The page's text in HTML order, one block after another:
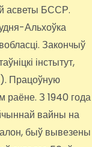
асветы БССР.
Альхоўка
Закончыў
інстытут,
Працоўную
раёне. З 1940 года
вайны на
быў вывезены